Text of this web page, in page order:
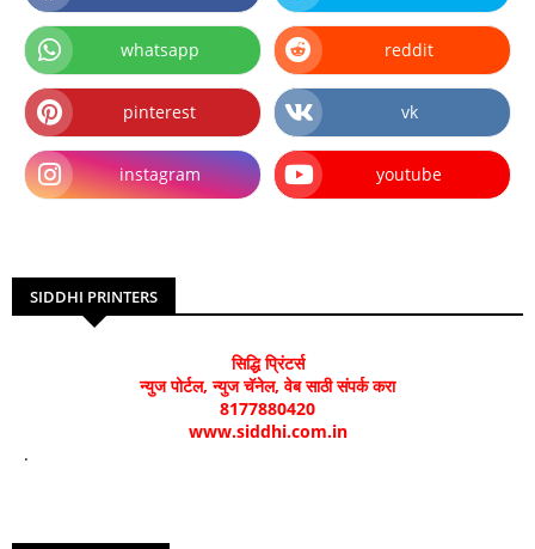
whatsapp reddit
pinterest vk
instagram youtube
SIDDHI PRINTERS
सिद्धि प्रिंटर्स
न्युज पोर्टल, न्युज चॅनेल, वेब साठी संपर्क करा
8177880420
www.siddhi.com.in
.